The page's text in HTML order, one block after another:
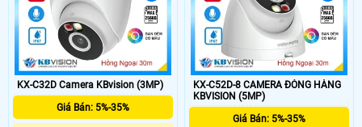
KX-C32D Camera KBvision (3MP)
Giá Bán: 5%-35%
KX-C52D-8 CAMERA ĐÓNG HÀNG
KBVISION (5MP)
Giá Bán: 5%-35%